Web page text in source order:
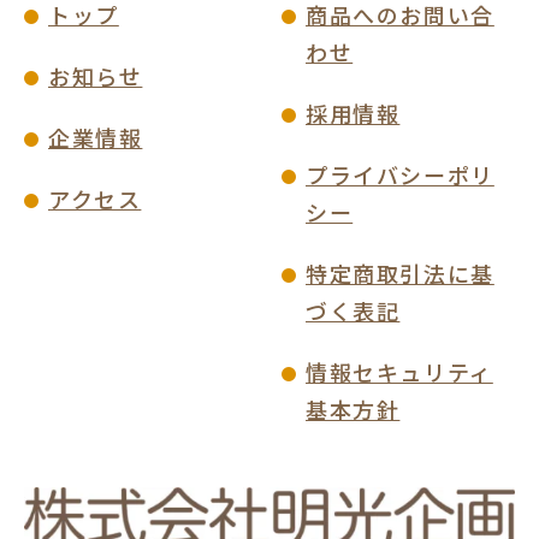
トップ
お知らせ
企業情報
アクセス
商品へのお問い合
わせ
採用情報
プライバシーポリ
シー
特定商取引法に基
づく表記
情報セキュリティ
基本方針